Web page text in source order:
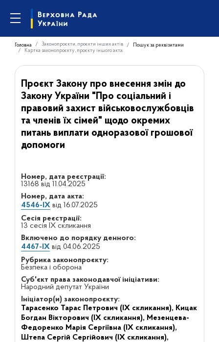
Головна Законопроєкти, проєкти інших актів
Пошук за реквізитами
Картка законопроєкту, проєкту іншого акта
Проєкт Закону про внесення змін до
Закону України "Про соціальний і
правовий захист військовослужбовців
та членів їх сімей" щодо окремих
питань виплати одноразової грошової
допомоги
Номер, дата реєстрації:
13168 від 11.04.2025
Номер, дата акта:
4546-IXвід 16.07.2025
Сесія реєстрації:
13 сесія IX скликання
Включено до порядку денного:
4467-IXвід 04.06.2025
Рубрика законопроєкту:
Безпека і оборона
Суб'єкт права законодавчої ініціативи:
Народний депутат України
Ініціатор(и) законопроєкту:
Тарасенко Тарас Петрович (IX скликання), Кицак
Богдан Вікторович (IX скликання), Мезенцева-
Федоренко Марія Сергіївна (IX скликання),
Штепа Сергій Сергійович (IX скликання),